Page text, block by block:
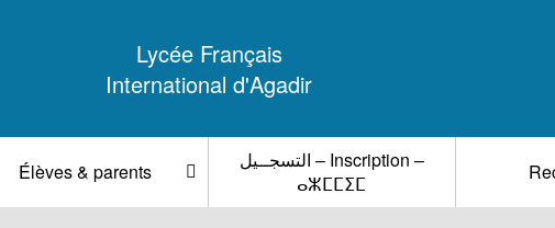
Lycée Français
International d'Agadir
Élèves & parents
التسجــيل – Inscription –
ⴰⵣⵎⵎⵉⵎ